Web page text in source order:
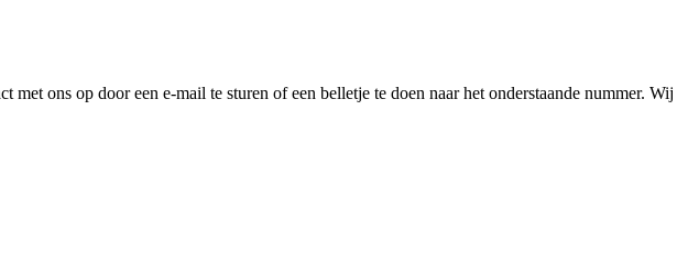
ons op door een e-mail te sturen of een belletje te doen naar het onderstaande nummer.